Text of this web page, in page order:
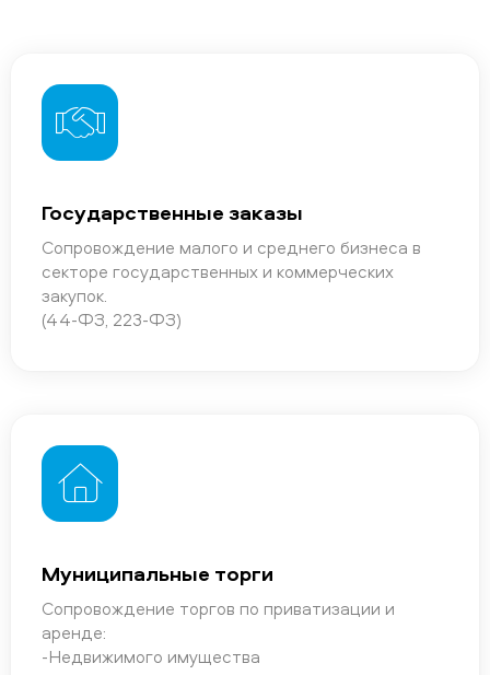
Государственные заказы
Сопровождение малого и среднего бизнеса в
секторе государственных и коммерческих
закупок.
(44-ФЗ, 223-ФЗ)
Муниципальные торги
Сопровождение торгов по приватизации и
аренде:
-Недвижимого имущества